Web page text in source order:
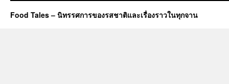
Food Tales – นิทรรศการของรสชาติและเรื่องราวในทุกจาน